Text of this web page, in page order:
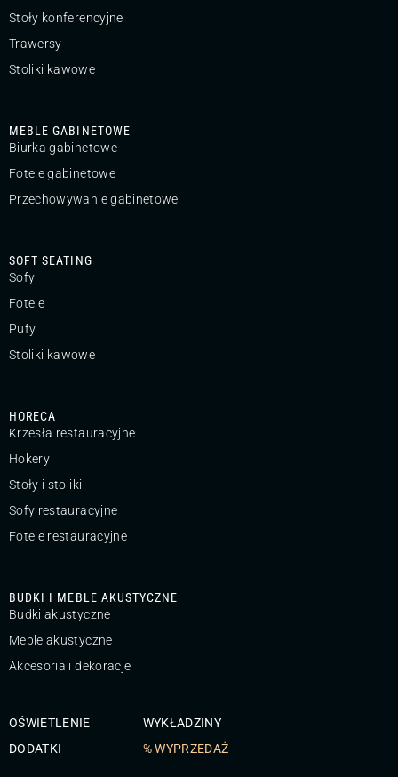
Stoły konferencyjne
Trawersy
Stoliki kawowe
MEBLE GABINETOWE
Biurka gabinetowe
Fotele gabinetowe
Przechowywanie gabinetowe
SOFT SEATING
Sofy
Fotele
Pufy
Stoliki kawowe
HORECA
Krzesła restauracyjne
Hokery
Stoły i stoliki
Sofy restauracyjne
Fotele restauracyjne
BUDKI I MEBLE AKUSTYCZNE
Budki akustyczne
Meble akustyczne
Akcesoria i dekoracje
OŚWIETLENIE
DODATKI
WYKŁADZINY
% WYPRZEDAŻ